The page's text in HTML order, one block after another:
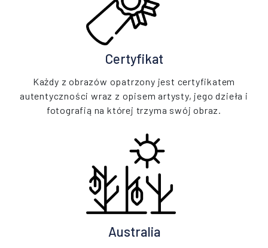
Certyfikat
Każdy z obrazów opatrzony jest certyfikatem
autentyczności wraz z opisem artysty, jego dzieła i
fotografią na której trzyma swój obraz.
Australia